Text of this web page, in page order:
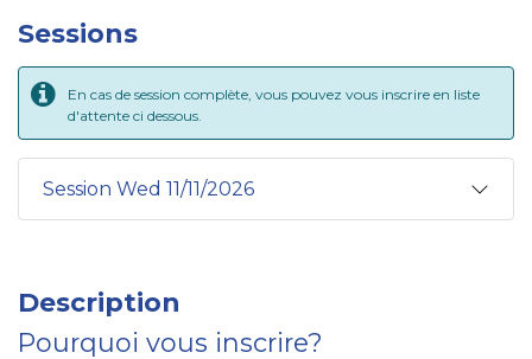
Sessions
En cas de session complète, vous pouvez vous inscrire en liste
d'attente ci dessous.
Session Wed 11/11/2026
Description
Pourquoi vous inscrire?